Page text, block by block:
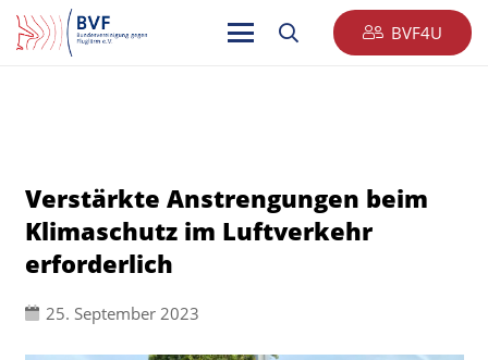
BVF4U
Verstärkte Anstrengungen beim
Klimaschutz im Luftverkehr
erforderlich
25. September 2023